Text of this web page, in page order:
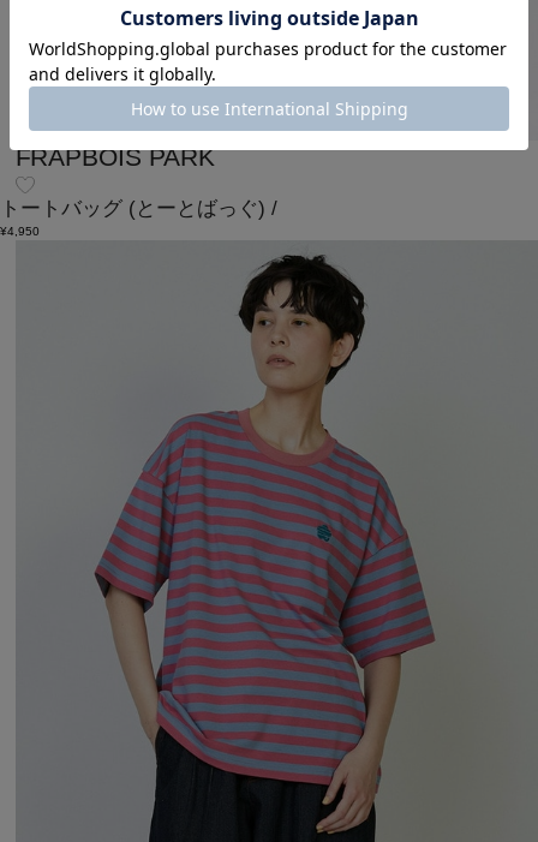
FRAPBOIS PARK
トートバッグ (とーとばっぐ) /
¥4,950